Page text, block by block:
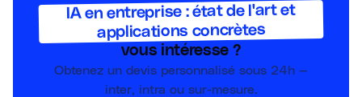
IA en entreprise : état de l'art et
applications concrètes
vous intéresse ?
Obtenez un devis personnalisé sous 24h —
inter, intra ou sur-mesure.